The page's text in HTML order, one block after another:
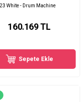
White - Drum Machine
160.169TL
Sepete Ekle